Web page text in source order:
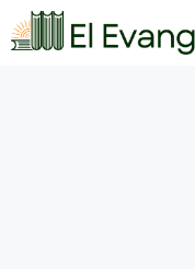
Saltar
al